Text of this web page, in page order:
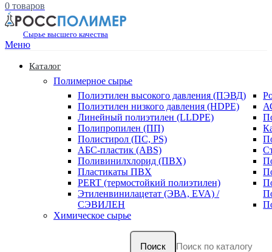
0 товаров
Сырье высшего качества
Меню
Каталог
Полимерное сырье
Полиэтилен высокого давления (ПЭВД)
Полиэтилен низкого давления (HDPE)
Линейный полиэтилен (LLDPE)
Полипропилен (ПП)
Полистирол (ПС, PS)
АБС-пластик (ABS)
Поливинилхлорид (ПВХ)
Пластикаты ПВХ
PERT (термостойкий полиэтилен)
Этиленвинилацетат (ЭВА, EVA) /
СЭВИЛЕН
Химическое сырье
Поиск